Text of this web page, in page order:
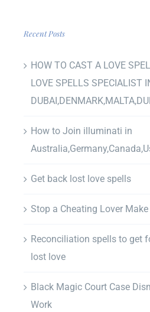
Recent Posts
HOW TO CAST A LOVE
LOVE SPELLS SPECIALIST
How to Join illuminati in
Get back lost love spells
Stop a Cheating Lover
Reconciliation spells to get
lost love
Black Magic Court Case
Work